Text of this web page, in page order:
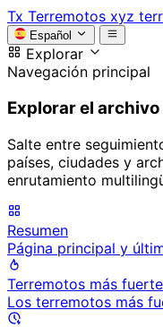
Tx Terremotos xyz
Español
Explorar
Navegación principal
Explorar el
Salte entre
países, ciudades y
enrutamiento
Resumen
Página principal y
Terremotos más
Los terremotos más